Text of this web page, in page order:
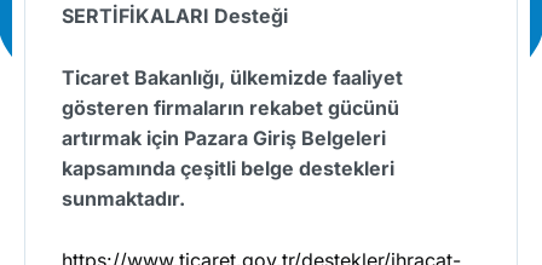
SERTİFİKALARI Desteği
Ticaret Bakanlığı, ülkemizde faaliyet
gösteren firmaların rekabet gücünü
artırmak için Pazara Giriş Belgeleri
kapsamında çeşitli belge destekleri
sunmaktadır.
https://www.ticaret.gov.tr/destekler/ihracat-